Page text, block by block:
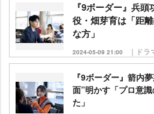
『9ボーダー』兵
役・畑芽育は「距
な方」
2024-05-09 21:00 ｜ドラ
『9ボーダー』箭内
面”明かす「プロ意
た」